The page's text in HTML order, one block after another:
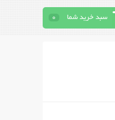
سبد خرید شما 0